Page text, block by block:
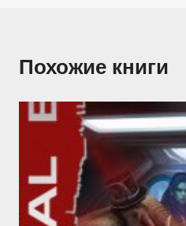
Похожие книги